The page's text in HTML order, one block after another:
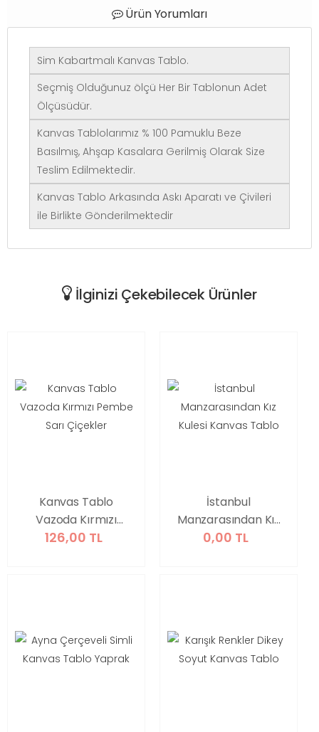
Ürün Yorumları
Sim Kabartmalı Kanvas Tablo.
Seçmiş Olduğunuz ölçü Her Bir Tablonun Adet
Ölçüsüdür.
Kanvas Tablolarımız % 100 Pamuklu Beze
Basılmış, Ahşap Kasalara Gerilmiş Olarak Size
Teslim Edilmektedir.
Kanvas Tablo Arkasında Askı Aparatı ve Çivileri
ile Birlikte Gönderilmektedir
İlginizi Çekebilecek Ürünler
Kanvas Tablo
Vazoda Kırmızı
Pembe Sarı
126,00 TL
İstanbul
Manzarasından Kız
Kulesi Kanvas Tablo
0,00 TL